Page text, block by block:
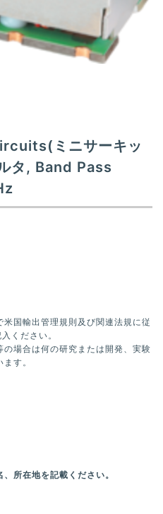
i
o
ミニサーキッ
タ, Band Pass
国輸出管理規則及び関連法規に従
ください。
場合は何の研究または開発、実験
す。
所在地を記載ください。